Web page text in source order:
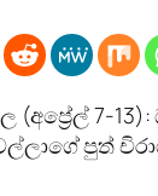
(අප්‍රේල් 7-
පුත්